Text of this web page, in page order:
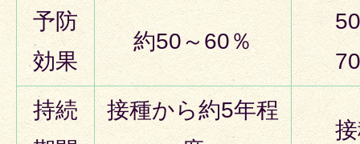
予防
効果
約50～60％
持続
接種から約5年程